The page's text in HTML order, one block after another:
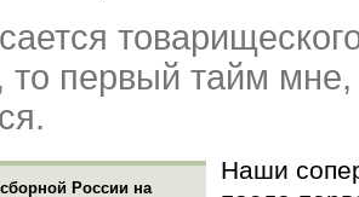
то первый тайм мне,
России на
Наши